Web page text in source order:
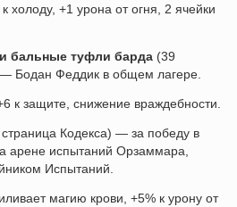
к холоду, +1 урона от огня, 2 ячейки
бальные туфли барда (39
Бодан Феддик в общем лагере.
к защите, снижение враждебности.
Кодекса) — за победу в
арене испытаний Орзаммара,
Испытаний.
магию крови, +5% к урону от